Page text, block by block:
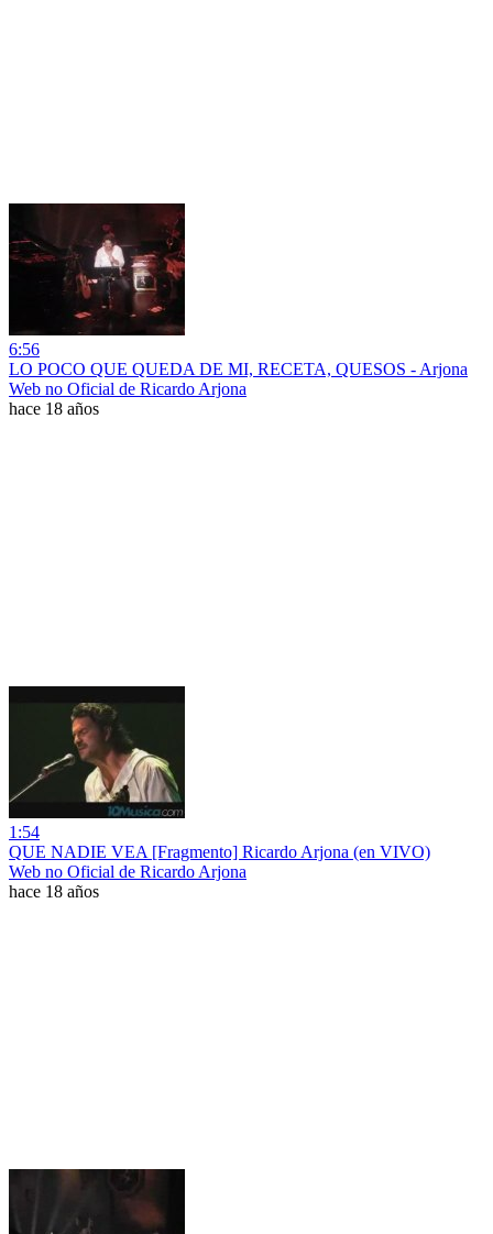
6:56
LO POCO QUE QUEDA DE MI, RECETA, QUESOS - Arjona
Web no Oficial de Ricardo Arjona
hace 18 años
1:54
QUE NADIE VEA [Fragmento] Ricardo Arjona (en VIVO)
Web no Oficial de Ricardo Arjona
hace 18 años